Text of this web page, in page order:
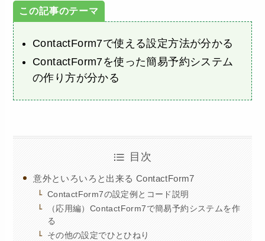
ContactForm7で使える設定方法が分かる
ContactForm7を使った簡易予約システム
の作り方が分かる
目次
意外といろいろと出来る ContactForm7
ContactForm7の設定例とコード説明
（応用編）ContactForm7で簡易予約システムを作
る
その他の設定でひとひねり